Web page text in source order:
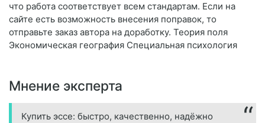
что работа соответствует всем стандартам. Если на
сайте есть возможность внесения поправок, то
отправьте заказ автора на доработку. Теория поля
Экономическая география Специальная психология
Мнение эксперта
Купить эссе: быстро, качественно, надёжно